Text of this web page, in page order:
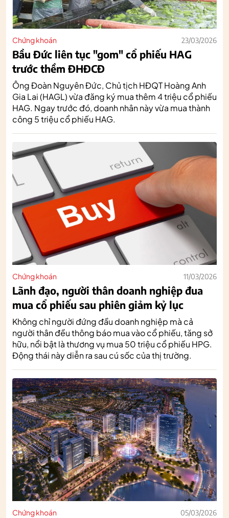
Chứng khoán 23/03/2026
Bầu Đức liên tục "gom" cổ phiếu HAG
trước thềm ĐHĐCĐ
Ông Đoàn Nguyên Đức, Chủ tịch HĐQT Hoàng Anh
Gia Lai (HAGL) vừa đăng ký mua thêm 4 triệu cổ phiếu
HAG. Ngay trước đó, doanh nhân này vừa mua thành
công 5 triệu cổ phiếu HAG.
Chứng khoán 11/03/2026
Lãnh đạo, người thân doanh nghiệp đua
mua cổ phiếu sau phiên giảm kỷ lục
Không chỉ người đứng đầu doanh nghiệp mà cả
người thân đều thông báo mua vào cổ phiếu, tăng sở
hữu, nổi bật là thương vụ mua 50 triệu cổ phiếu HPG.
Động thái này diễn ra sau cú sốc của thị trường.
Chứng khoán 05/03/2026